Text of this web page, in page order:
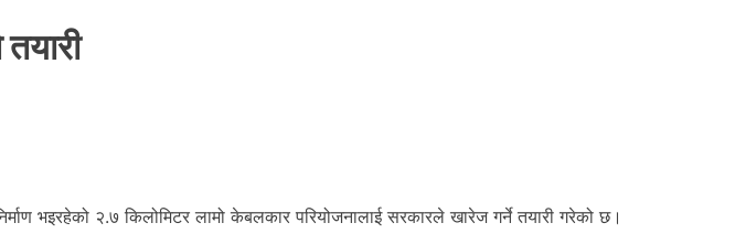
भइरहेको २.७ किलोमिटर लामो केबलकार परियोजनालाई सरकारले खारेज गर्ने तयारी गरेको छ।